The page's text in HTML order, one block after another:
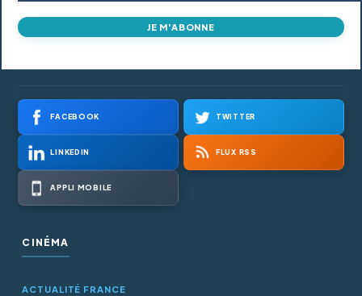
JE M'ABONNE
FACEBOOK TWITTER
LINKEDIN FLUX RSS
APPLI MOBILE
CINÉMA
ACTUALITÉ FRANCE